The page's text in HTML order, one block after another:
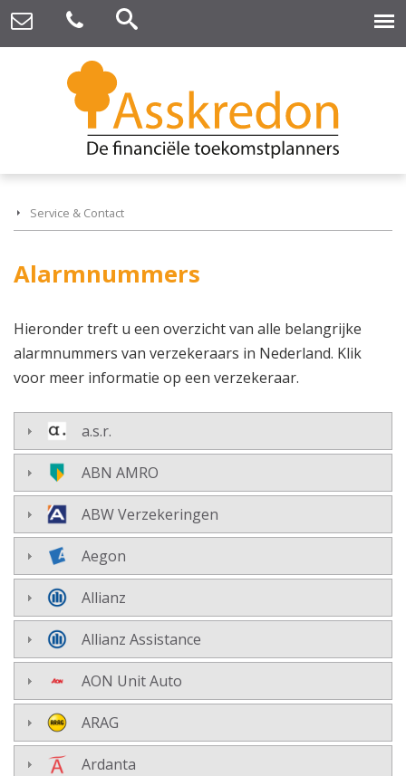
Service & Contact
Alarmnummers
Hieronder treft u een overzicht van alle belangrijke
alarmnummers van verzekeraars in Nederland. Klik
voor meer informatie op een verzekeraar.
a.s.r.
ABN AMRO
ABW Verzekeringen
Aegon
Allianz
Allianz Assistance
AON Unit Auto
ARAG
Ardanta